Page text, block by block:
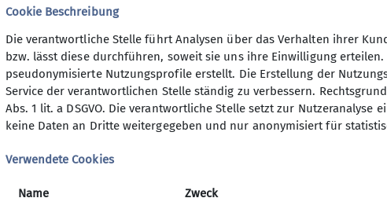
Partner
Stadtsparkasse Augsburg
Service
Cookie Beschreibung
Die verantwortliche Stelle führt Analysen über das Verhalten ihrer
bzw. lässt diese durchführen, soweit sie uns ihre Einwilligung
pseudonymisierte Nutzungsprofile erstellt. Die Erstellung der
Service der verantwortlichen Stelle ständig zu verbessern.
Abs. 1 lit. a DSGVO. Die verantwortliche Stelle setzt zur Nutzeranalyse
keine Daten an Dritte weitergegeben und nur anonymisiert für
Verwendete Cookies
Name Zweck